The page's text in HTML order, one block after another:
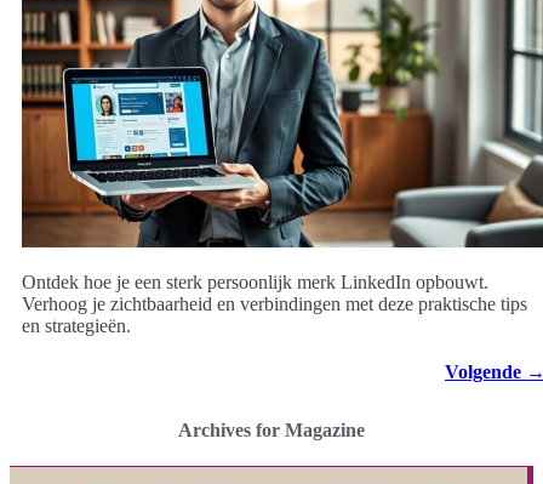
Ontdek hoe je een sterk persoonlijk merk LinkedIn opbouwt.
Verhoog je zichtbaarheid en verbindingen met deze praktische tips
en strategieën.
Volgende
Archives for Magazine